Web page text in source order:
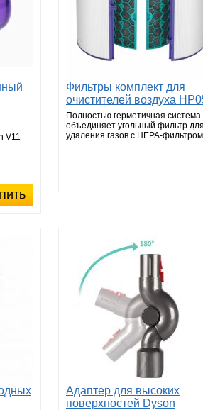
V11
Фильтры комплект для
очистителей воздуха
TP05 Dyson
Полностью герметичная система
объединяет угольный фильтр для
удаления газов с HEPA-
Адаптер для высоких
поверхностей Dyson